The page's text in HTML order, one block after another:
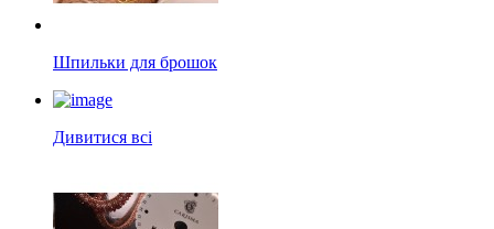
Шпильки для брошок
Дивитися всі